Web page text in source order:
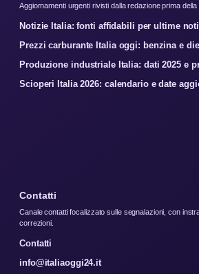
Aggiornamenti urgenti rivisti dalla redazione prima della
Notizie Italia: fonti affidabili per ultime
Prezzi carburante Italia oggi: benzina e
Produzione industriale Italia: dati 2025 e
Scioperi Italia 2026: calendario e date
Contatti
Canale contatti focalizzato sulle segnalazioni, con
correzioni.
Contatti
info@italiaoggi24.it